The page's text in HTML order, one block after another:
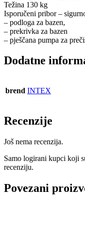
Težina 130 kg
Isporučeni pribor –
– podloga za bazen,
– prekrivka za bazen
– pješčana pumpa za
Dodatne
brend INTEX
Recenzije
Još nema recenzija.
Samo logirani kupci koji
recenziju.
Povezani